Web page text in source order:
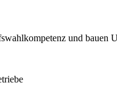
und bauen